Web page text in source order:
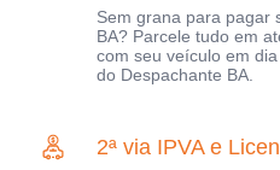
Sem grana para pagar
BA? Parcele tudo em
com seu veículo em
do Despachante BA.
2ª via IPVA e